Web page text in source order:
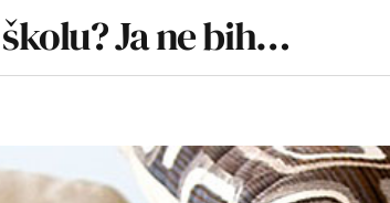
Ja ne bih…